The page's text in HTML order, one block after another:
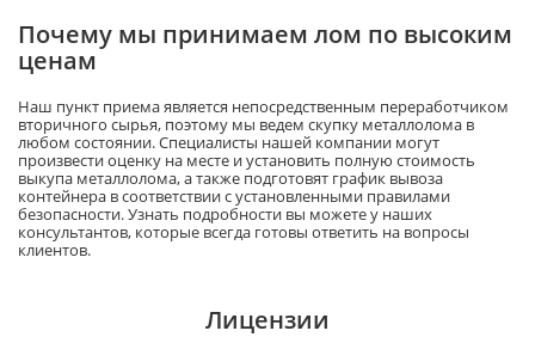
Почему мы принимаем лом по высоким
ценам
Наш пункт приема является непосредственным переработчиком
вторичного сырья, поэтому мы ведем скупку металлолома в
любом состоянии. Специалисты нашей компании могут
произвести оценку на месте и установить полную стоимость
выкупа металлолома, а также подготовят график вывоза
контейнера в соответствии с установленными правилами
безопасности. Узнать подробности вы можете у наших
консультантов, которые всегда готовы ответить на вопросы
клиентов.
Лицензии